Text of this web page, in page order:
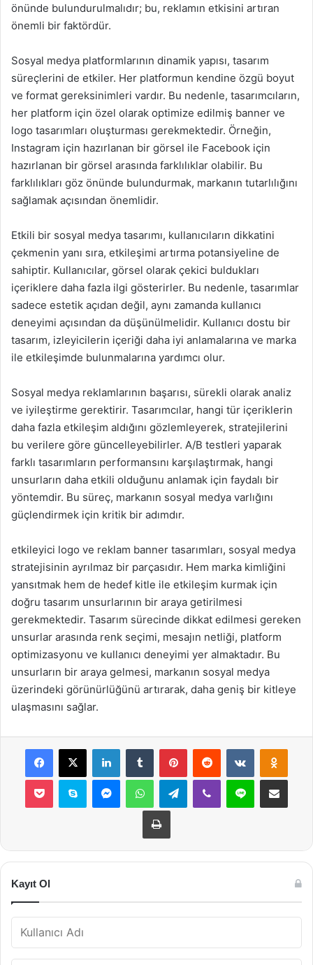
önünde bulundurulmalıdır; bu, reklamın etkisini artıran
önemli bir faktördür.
Sosyal medya platformlarının dinamik yapısı, tasarım
süreçlerini de etkiler. Her platformun kendine özgü boyut
ve format gereksinimleri vardır. Bu nedenle, tasarımcıların,
her platform için özel olarak optimize edilmiş banner ve
logo tasarımları oluşturması gerekmektedir. Örneğin,
Instagram için hazırlanan bir görsel ile Facebook için
hazırlanan bir görsel arasında farklılıklar olabilir. Bu
farklılıkları göz önünde bulundurmak, markanın tutarlılığını
sağlamak açısından önemlidir.
Etkili bir sosyal medya tasarımı, kullanıcıların dikkatini
çekmenin yanı sıra, etkileşimi artırma potansiyeline de
sahiptir. Kullanıcılar, görsel olarak çekici buldukları
içeriklere daha fazla ilgi gösterirler. Bu nedenle, tasarımlar
sadece estetik açıdan değil, aynı zamanda kullanıcı
deneyimi açısından da düşünülmelidir. Kullanıcı dostu bir
tasarım, izleyicilerin içeriği daha iyi anlamalarına ve marka
ile etkileşimde bulunmalarına yardımcı olur.
Sosyal medya reklamlarının başarısı, sürekli olarak analiz
ve iyileştirme gerektirir. Tasarımcılar, hangi tür içeriklerin
daha fazla etkileşim aldığını gözlemleyerek, stratejilerini
bu verilere göre güncelleyebilirler. A/B testleri yaparak
farklı tasarımların performansını karşılaştırmak, hangi
unsurların daha etkili olduğunu anlamak için faydalı bir
yöntemdir. Bu süreç, markanın sosyal medya varlığını
güçlendirmek için kritik bir adımdır.
etkileyici logo ve reklam banner tasarımları, sosyal medya
stratejisinin ayrılmaz bir parçasıdır. Hem marka kimliğini
yansıtmak hem de hedef kitle ile etkileşim kurmak için
doğru tasarım unsurlarının bir araya getirilmesi
gerekmektedir. Tasarım sürecinde dikkat edilmesi gereken
unsurlar arasında renk seçimi, mesajın netliği, platform
optimizasyonu ve kullanıcı deneyimi yer almaktadır. Bu
unsurların bir araya gelmesi, markanın sosyal medya
üzerindeki görünürlüğünü artırarak, daha geniş bir kitleye
ulaşmasını sağlar.
Facebook
X LinkedInTumblr PinterestReddit VKontakte
Pocket Skype MessengerWhatsAppTelegramViber Line E-Posta ile
Yazdır
Kayıt Ol